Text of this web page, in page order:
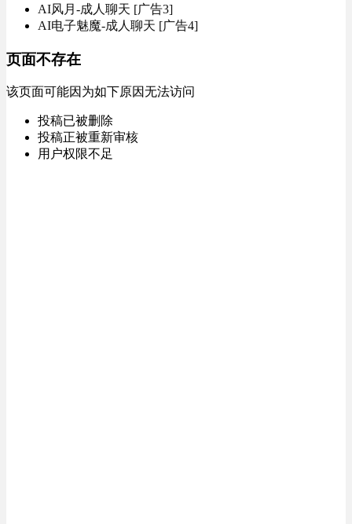
AI风月-成人聊天 [广告3]
AI电子魅魔-成人聊天 [广告4]
页面不存在
该页面可能因为如下原因无法访问
投稿已被删除
投稿正被重新审核
用户权限不足